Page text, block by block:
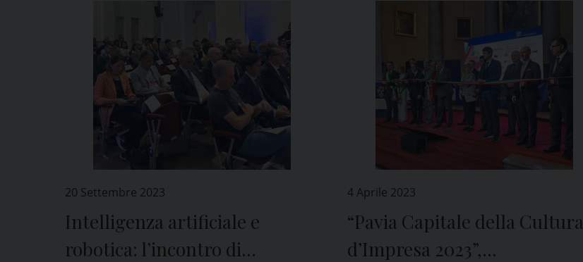
20 Settembre 2023
Intelligenza artificiale e
robotica: l’incontro di
4 Aprile 2023
“Pavia Capitale della Cultura
d’Impresa 2023”,